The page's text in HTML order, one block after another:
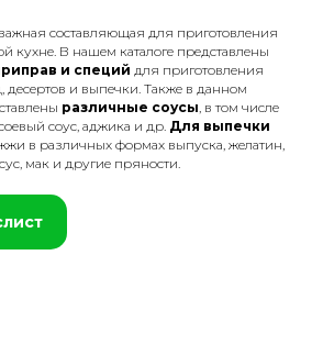
составляющая для приготовления
кухне. В нашем каталоге представлены
и специй для приготовления
и выпечки. Также в данном
различные соусы , в том числе
соус, аджика и др. Для выпечки
в различных формах выпуска, желатин,
мак и другие пряности.